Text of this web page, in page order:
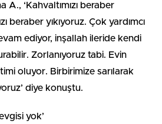
A., ‘Kahvaltımızı beraber
beraber yıkıyoruz. Çok yardımcı
ediyor, inşallah ileride kendi
Zorlanıyoruz tabi. Evin
oluyor. Birbirimize sarılarak
diye konuştu.
yok’